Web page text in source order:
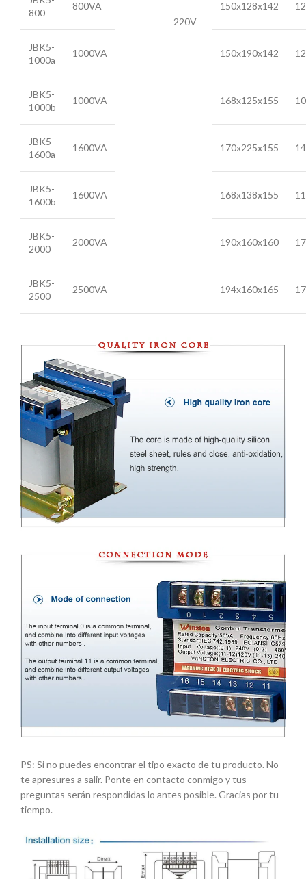
220V
800
800VA 150x128x142
JBK5-
1000a
1000VA 150x190x142
JBK5-
1000b
1000VA 168x125x155
JBK5-
1600a
1600VA 170x225x155
JBK5-
1600b
1600VA 168x138x155
JBK5-
2000
2000VA 190x160x160
JBK5-
2500
2500VA 194x160x165
PS: Si no puedes encontrar el tipo exacto de tu producto. No
te apresures a salir. Ponte en contacto conmigo y tus
preguntas serán respondidas lo antes posible. Gracias por tu
tiempo.